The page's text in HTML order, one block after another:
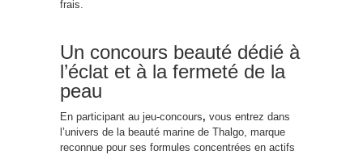
frais.
Un concours beauté dédié à
l’éclat et à la fermeté de la
peau
En participant au jeu-concours, vous entrez dans
l’univers de la beauté marine de Thalgo, marque
reconnue pour ses formules concentrées en actifs